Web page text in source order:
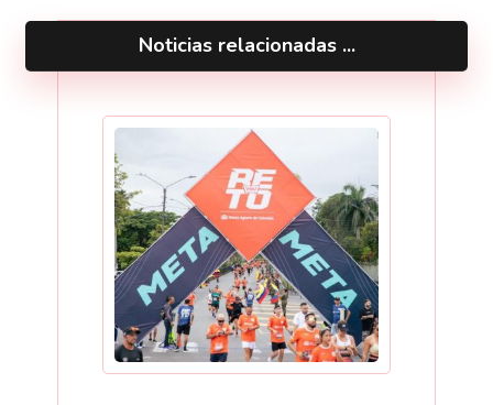
Noticias relacionadas ...